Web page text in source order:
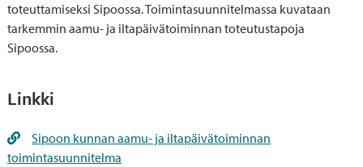
toteuttamiseksi Sipoossa. Toimintasuunnitelmassa kuvataan
tarkemmin aamu- ja iltapäivätoiminnan toteutustapoja
Sipoossa.
Linkki
Sipoon kunnan aamu- ja iltapäivätoiminnan
toimintasuunnitelma